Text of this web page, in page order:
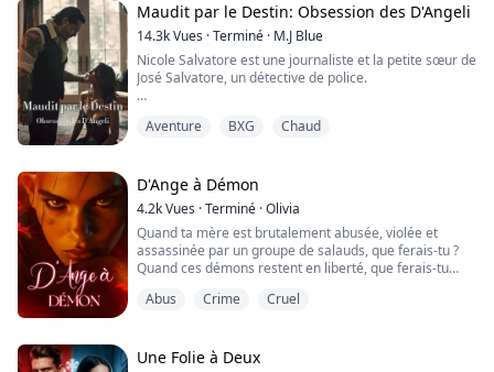
esprit dévoué.
Elle était une mentor...
Maudit par le Destin: Obsession des D'Angeli
14.3kVues ·Terminé · M.J Blue
Nicole Salvatore est une journaliste et la petite sœur de
José Salvatore, un détective de police.
mafioso. Dans sa quête pour attraper son frère, Roman
...Il la kidnappe.
« Hmm. » Je glisse ma main sous son chemisier et vois
que ses tétons sont dressés. E...
Aventure BXG Chaud
D'Ange à Démon
4.2kVues ·Terminé ·Olivia
Quand ta mère est brutalement abusée, violée et
assassinée par un groupe de salauds, que ferais-tu ?
Quand ces démons restent en liberté, que ferais-tu
Les anges ne peuvent pas affronter les démons. La
démoniaques pour les combattre...
Abus Crime Cruel
Une Folie à Deux